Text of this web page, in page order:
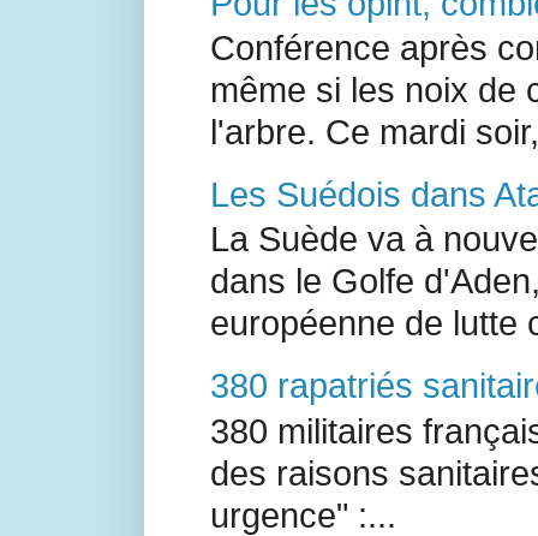
Conférence après
même si les noix de
l'arbre. Ce mardi
Les Suédois dans
La Suède va à
dans le Golfe
européenne de lutte
380 rapatriés
380 militaires
des raisons
urgence" :...